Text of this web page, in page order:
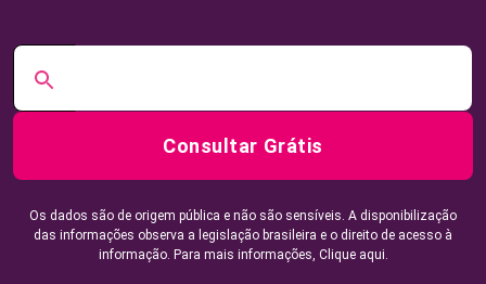
Consultar Grátis
Os dados são de origem pública e não são sensíveis. A disponibilização
das informações observa a legislação brasileira e o direito de acesso à
informação. Para mais informações, Clique aqui.